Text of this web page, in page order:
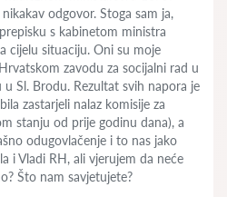
odgovor. Stoga sam ja,
s kabinetom ministra
cijelu situaciju. Oni su moje
zavodu za socijalni rad u
Sl. Brodu. Rezultat svih napora je
zastarjeli nalaz komisije za
stanju od prije godinu dana), a
odugovlačenje i to nas jako
i Vladi RH, ali vjerujem da neće
Što nam savjetujete?